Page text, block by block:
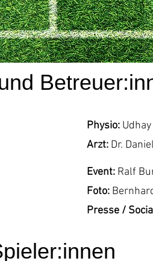
Physio:
Arzt: Dr.
Event: Ralf
Foto:
Presse /